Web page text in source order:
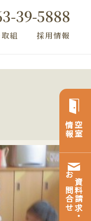
39-5888
組 採用情報
空室
情報
資料請求・
お問合せ